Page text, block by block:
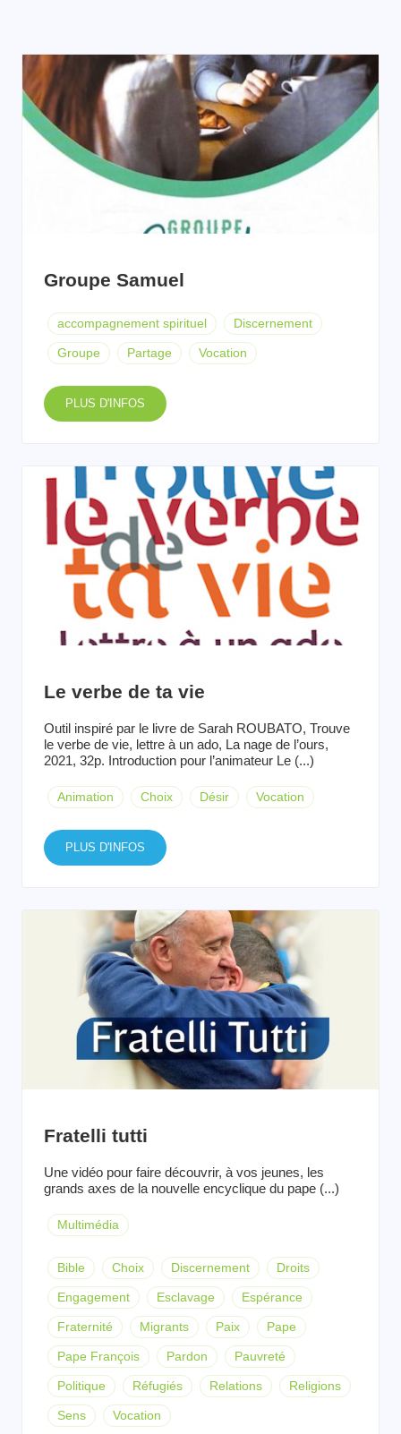
Groupe Samuel
accompagnement spirituel Discernement
Groupe Partage Vocation
PLUS D'INFOS
Le verbe de ta vie
Outil inspiré par le livre de Sarah ROUBATO, Trouve
le verbe de vie, lettre à un ado, La nage de l’ours,
2021, 32p. Introduction pour l’animateur Le (...)
Animation Choix Désir Vocation
PLUS D'INFOS
Fratelli tutti
Une vidéo pour faire découvrir, à vos jeunes, les
grands axes de la nouvelle encyclique du pape (...)
Multimédia
Bible Choix Discernement Droits
Engagement Esclavage Espérance
Fraternité Migrants Paix Pape
Pape François Pardon Pauvreté
Politique Réfugiés Relations Religions
Sens Vocation